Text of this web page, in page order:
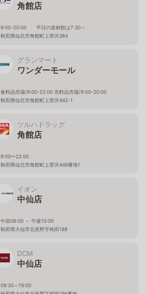
角館店
9:00-20:00 平日の資材館は7:30～
秋田県仙北市角館町上菅沢384
グランマート
ワンダーモール
食料品売場/9:00-22:00 衣料品売場/9:00-20:00
秋田県仙北市角館町上菅沢442-1
ツルハドラッグ
角館店
9:00〜22:00
秋田県仙北市角館町上菅沢449番地1
イオン
中仙店
午前08:00 ～ 午後10:00
秋田県大仙市北長野字袴田188
DCM
中仙店
09:30～19:00